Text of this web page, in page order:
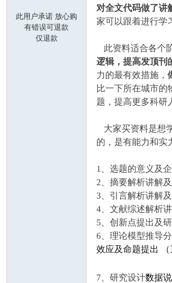
此用户承诺 放心购
有错误可退款
仅退款
对全文代码做了讲
家可以跟着进行学
此资料适合各个
逻辑，提高发顶刊
力的最有效措施，
比一下所在城市的
题，提高更多科研
大家买资料是想
的，是有能力和实
1、选题的意义及
2、摘要解析讲解
3、引言解析讲解
4、文献综述解析
5、创新点提出及
6、理论模型推导
效应及命题提出
7、研究设计数据